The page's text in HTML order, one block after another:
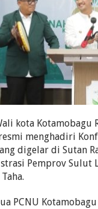
kota Kotamobagu
menghadiri
digelar di
Pemprov Sulut
PCNU